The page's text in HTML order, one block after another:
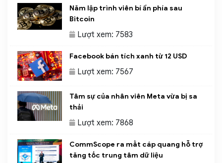
Năm lập trình viên bí ẩn phía sau
Bitcoin
Lượt xem: 7583
Facebook bán tích xanh từ 12 USD
Lượt xem: 7567
Tâm sự của nhân viên Meta vừa bị sa
thải
Lượt xem: 7868
CommScope ra mắt cáp quang hỗ trợ
tăng tốc trung tâm dữ liệu